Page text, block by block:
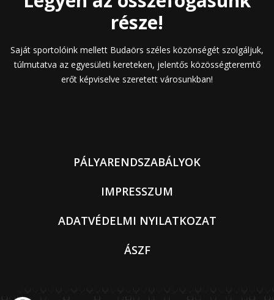
része!
Saját sportolóink mellett Budaörs széles közönségét szolgáljuk,
túlmutatva az egyesületi kereteken, jelentős közösségteremtő
erőt képviselve szeretett városunkban!
PÁLYARENDSZABÁLYOK
IMPRESSZUM
ADATVÉDELMI NYILATKOZAT
ÁSZF